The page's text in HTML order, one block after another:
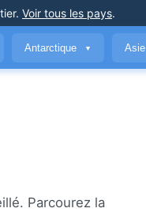
. Voir tous les pays.
Antarctique ▼ Asie
Parcourez la